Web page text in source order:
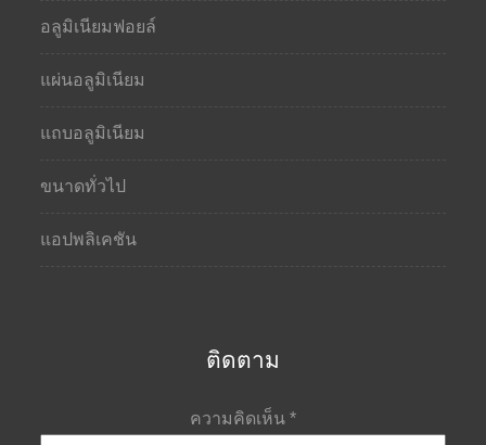
อลูมิเนียมฟอยล์
แผ่นอลูมิเนียม
แถบอลูมิเนียม
ขนาดทั่วไป
แอปพลิเคชัน
ติดตาม
ความคิดเห็น *